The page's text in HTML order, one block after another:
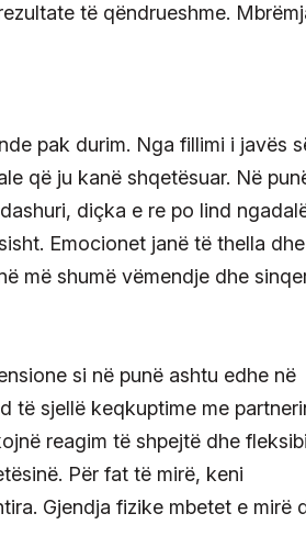
të qëndrueshme.
pak durim. Nga fillimi i javës
që ju kanë shqetësuar. Në
diçka e re po lind
Emocionet janë të thella dhe
më shumë vëmendje dhe
si në punë ashtu edhe në
të sjellë keqkuptime me
reagim të shpejtë dhe
Për fat të mirë, keni
Gjendja fizike mbetet e mirë